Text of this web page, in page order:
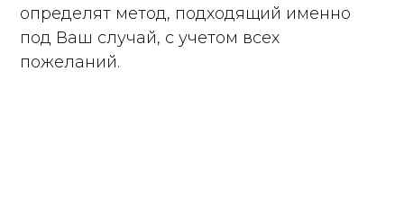
определят метод, подходящий именно
под Ваш случай, с учетом всех
пожеланий.